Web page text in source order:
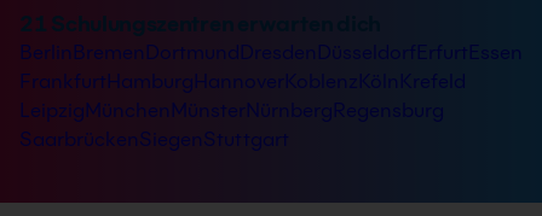
21 Schulungszentren erwarten dich
Berlin Bremen Dortmund ErfurtEssen
FrankfurtHamburgHannover
Krefeld
LeipzigMünchen Münster
SaarbrückenSiegen Stuttgart